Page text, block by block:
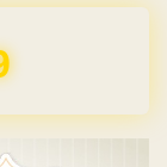
Year